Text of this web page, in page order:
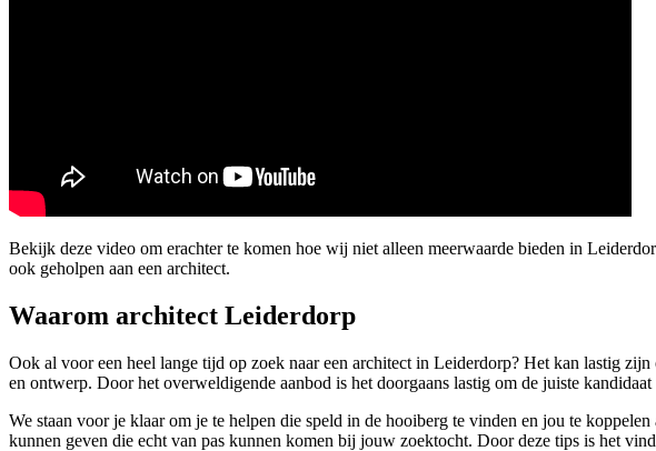
Bekijk deze video om erachter te komen hoe wij niet alleen meerwaarde bieden in
ook geholpen aan een architect.
Waarom architect Leiderdorp
Ook al voor een heel lange tijd op zoek naar een architect in Leiderdorp? Het kan lastig
en ontwerp. Door het overweldigende aanbod is het doorgaans lastig om de juiste kandidaat
We staan voor je klaar om je te helpen die speld in de hooiberg te vinden en jou te
kunnen geven die echt van pas kunnen komen bij jouw zoektocht. Door deze tips is het